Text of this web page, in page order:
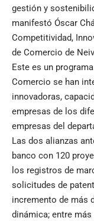
gestión y
manifestó Óscar
Competitividad,
de Comercio de
Este es un
Comercio se han
innovadoras,
empresas de los
empresas del
Las dos alianzas
banco con 120
los registros de
solicitudes de
incremento de más
dinámica; entre